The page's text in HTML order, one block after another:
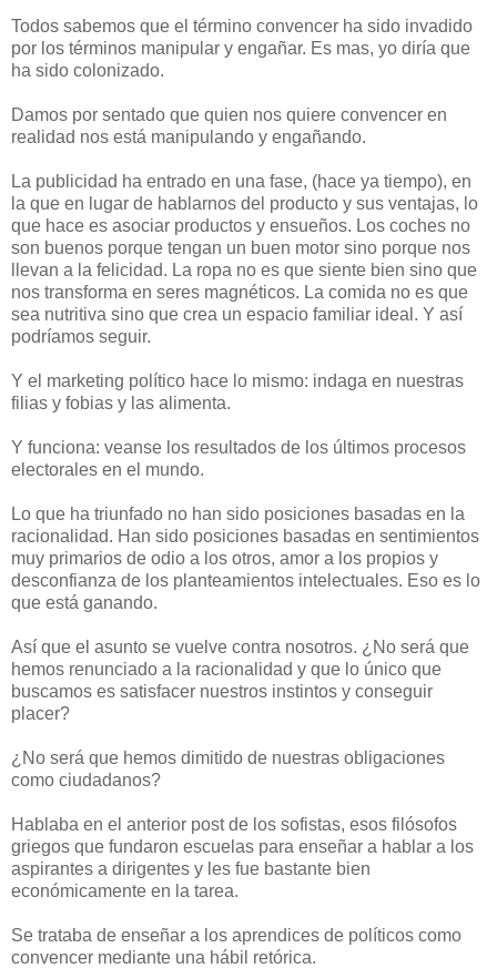
Todos sabemos que el término convencer ha sido invadido
por los términos manipular y engañar. Es mas, yo diría que
ha sido colonizado.
Damos por sentado que quien nos quiere convencer en
realidad nos está manipulando y engañando.
La publicidad ha entrado en una fase, (hace ya tiempo), en
la que en lugar de hablarnos del producto y sus ventajas, lo
que hace es asociar productos y ensueños. Los coches no
son buenos porque tengan un buen motor sino porque nos
llevan a la felicidad. La ropa no es que siente bien sino que
nos transforma en seres magnéticos. La comida no es que
sea nutritiva sino que crea un espacio familiar ideal. Y así
podríamos seguir.
Y el marketing político hace lo mismo: indaga en nuestras
filias y fobias y las alimenta.
Y funciona: veanse los resultados de los últimos procesos
electorales en el mundo.
Lo que ha triunfado no han sido posiciones basadas en la
racionalidad. Han sido posiciones basadas en sentimientos
muy primarios de odio a los otros, amor a los propios y
desconfianza de los planteamientos intelectuales. Eso es lo
que está ganando.
Así que el asunto se vuelve contra nosotros. ¿No será que
hemos renunciado a la racionalidad y que lo único que
buscamos es satisfacer nuestros instintos y conseguir
placer?
¿No será que hemos dimitido de nuestras obligaciones
como ciudadanos?
Hablaba en el anterior post de los sofistas, esos filósofos
griegos que fundaron escuelas para enseñar a hablar a los
aspirantes a dirigentes y les fue bastante bien
económicamente en la tarea.
Se trataba de enseñar a los aprendices de políticos como
convencer mediante una hábil retórica.